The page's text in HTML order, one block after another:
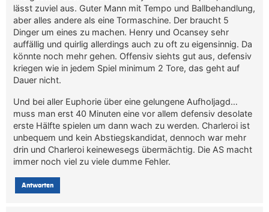
lässt zuviel aus. Guter Mann mit Tempo und Ballbehandlung,
aber alles andere als eine Tormaschine. Der braucht 5
Dinger um eines zu machen. Henry und Ocansey sehr
auffällig und quirlig allerdings auch zu oft zu eigensinnig. Da
könnte noch mehr gehen. Offensiv siehts gut aus, defensiv
kriegen wie in jedem Spiel minimum 2 Tore, das geht auf
Dauer nicht.
Und bei aller Euphorie über eine gelungene Aufholjagd…
muss man erst 40 Minuten eine vor allem defensiv desolate
erste Hälfte spielen um dann wach zu werden. Charleroi ist
unbequem und kein Abstiegskandidat, dennoch war mehr
drin und Charleroi keinewesegs übermächtig. Die AS macht
immer noch viel zu viele dumme Fehler.
Antworten